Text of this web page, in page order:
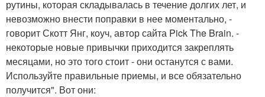
рутины, которая складывалась в течение долгих лет, и
невозможно внести поправки в нее моментально, -
говорит Скотт Янг, коуч, автор сайта Pick The Brain. -
некоторые новые привычки приходится закреплять
месяцами, но это того стоит - они останутся с вами.
Используйте правильные приемы, и все обязательно
получится". Вот они: